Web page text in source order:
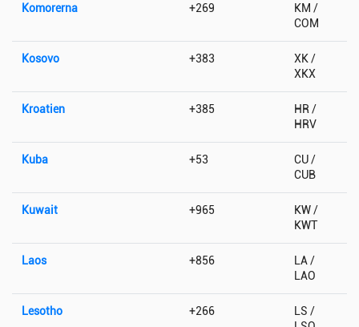
Komorerna +269
KM /
COM
Kosovo +383
XK /
XKX
Kroatien +385
HR /
HRV
Kuba +53
CU /
CUB
Kuwait +965
KW /
KWT
Laos +856
LA /
LAO
Lesotho +266
LS /